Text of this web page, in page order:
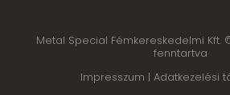
Metal Special Fémkereskedelmi Kft.
fenntartva
Impresszum | Adatkezelési